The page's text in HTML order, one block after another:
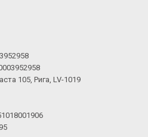
105, Рига, LV-1019